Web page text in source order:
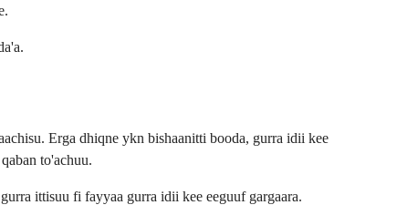
Erga dhiqne ykn bishaanitti booda, gurra idii kee
to'achuu.
ittisuu fi fayyaa gurra idii kee eeguuf gargaara.